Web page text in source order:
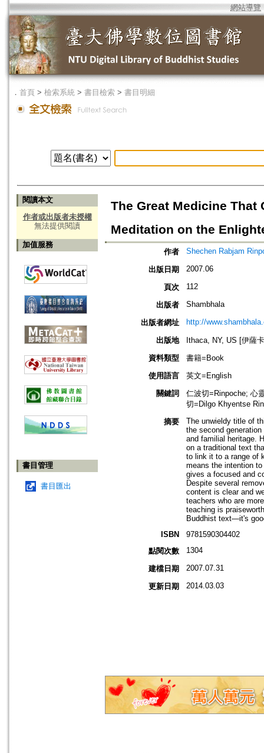
網站導覽
． 首頁 > 檢索系統 > 書目檢索 > 書目明細
閱讀本文
作者或出版者未授權
無法提供閱讀
加值服務
書目管理
書目匯出
The Great Medicine
Meditation on the
作者 Shechen Rabjam
出版日期 2007.06
頁次 112
出版者 Shambhala
出版者網址 http://
出版地
Ithaca, NY, US [伊薩
資料類型
書籍=Book
使用語言
英文=English
關鍵詞
仁波切=Rinpoche; 心
切=Dilgo Khyentse
摘要
The unwieldy title of
the second
and familial heritage.
on a traditional text
to link it to a range of
means the intention
gives a focused and
Despite several
content is clear and
teachers who are
teaching is
Buddhist text—it's
ISBN
9781590304402
點閱次數
1304
建檔日期 2007.07.31
更新日期 2014.03.03